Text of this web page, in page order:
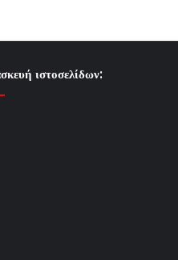
ιστοσελίδων: